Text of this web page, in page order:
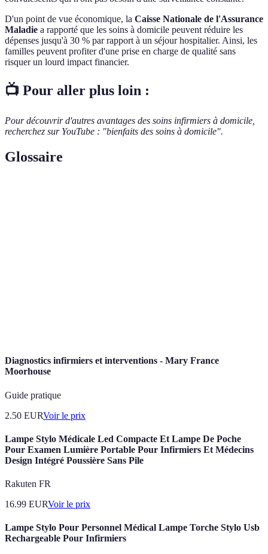
D'un point de vue économique, la Caisse Nationale de l'Assurance
Maladie a rapporté que les soins à domicile peuvent réduire les
dépenses jusqu'à 30 % par rapport à un séjour hospitalier. Ainsi, les
familles peuvent profiter d'une prise en charge de qualité sans
risquer un lourd impact financier.
📺 Pour aller plus loin :
Pour découvrir d'autres avantages des soins infirmiers à domicile,
recherchez sur YouTube : "bienfaits des soins à domicile".
Glossaire
Diagnostics infirmiers et interventions - Mary France
Moorhouse
Guide pratique
2.50 EURVoir le prix
Lampe Stylo Médicale Led Compacte Et Lampe De Poche
Pour Examen Lumière Portable Pour Infirmiers Et Médecins
Design Intégré Poussière Sans Pile
Rakuten FR
16.99 EURVoir le prix
Lampe Stylo Pour Personnel Médical Lampe Torche Stylo Usb
Rechargeable Pour Infirmiers